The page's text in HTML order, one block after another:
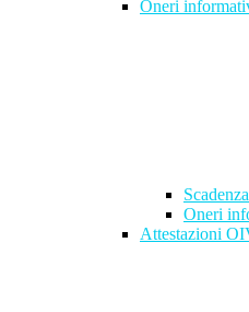
Oneri
Oneri
Attestazioni